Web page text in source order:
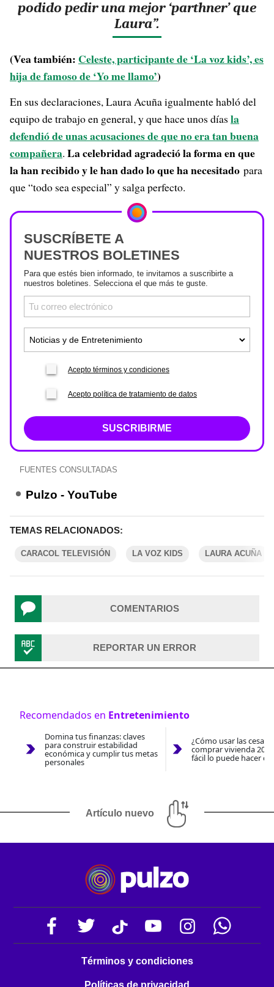
podido pedir una mejor ‘parthner’ que
Laura”.
(Vea también: Celeste, participante de ‘La voz kids’, es
hija de famoso de ‘Yo me llamo’)
En sus declaraciones, Laura Acuña igualmente habló del
equipo de trabajo en general, y que hace unos días la
defendió de unas acusaciones de que no era tan buena
compañera. La celebridad agradeció la forma en que
la han recibido y le han dado lo que ha necesitado para
que “todo sea especial” y salga perfecto.
SUSCRÍBETE A
NUESTROS BOLETINES
Para que estés bien informado, te invitamos a suscribirte a
nuestros boletines. Selecciona el que más te guste.
Acepto términos y condiciones
Acepto política de tratamiento de datos
SUSCRIBIRME
FUENTES CONSULTADAS
Pulzo - YouTube
TEMAS RELACIONADOS:
CARACOL TELEVISIÓN LA VOZ KIDS LAURA ACUÑA
COMENTARIOS
REPORTAR UN ERROR
Recomendados en Entretenimiento
Domina tus finanzas: claves
para construir estabilidad
económica y cumplir tus metas
personales
¿Cómo usar las
comprar vivienda
fácil lo puede hacer
Artículo nuevo
Términos y condiciones
Políticas de privacidad